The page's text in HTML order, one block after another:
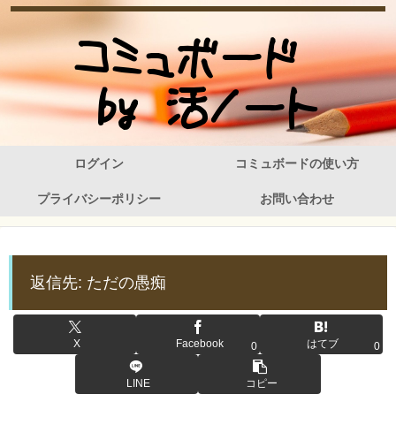
ログイン コミュボードの使い方
プライバシーポリシー お問い合わせ
返信先: ただの愚痴
X Facebook 0 はてブ 0
LINE コピー